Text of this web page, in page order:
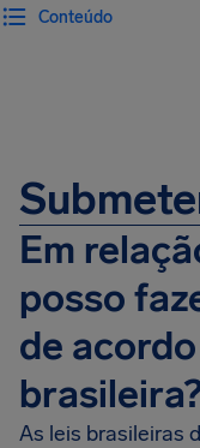
Conteúdo
Em
posso
de
As leis brasileiras